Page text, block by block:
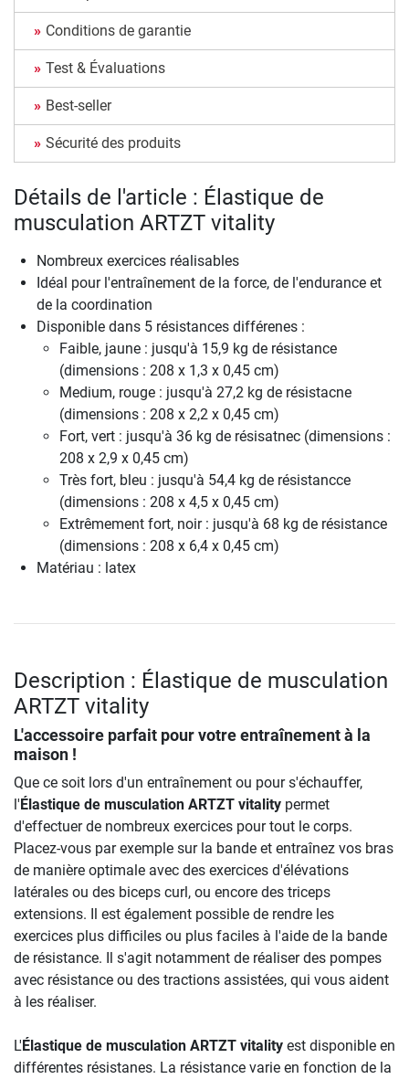
Conditions de garantie
Test & Évaluations
Best-seller
Sécurité des produits
Détails de l'article : Élastique de
musculation ARTZT vitality
Nombreux exercices réalisables
Idéal pour l'entraînement de la force, de l'endurance et
de la coordination
Disponible dans 5 résistances différenes :
Faible, jaune : jusqu'à 15,9 kg de résistance
(dimensions : 208 x 1,3 x 0,45 cm)
Medium, rouge : jusqu'à 27,2 kg de résistacne
(dimensions : 208 x 2,2 x 0,45 cm)
Fort, vert : jusqu'à 36 kg de résisatnec (dimensions :
208 x 2,9 x 0,45 cm)
Très fort, bleu : jusqu'à 54,4 kg de résistancce
(dimensions : 208 x 4,5 x 0,45 cm)
Extrêmement fort, noir : jusqu'à 68 kg de résistance
(dimensions : 208 x 6,4 x 0,45 cm)
Matériau : latex
Description : Élastique de musculation
ARTZT vitality
L'accessoire parfait pour votre entraînement à la
maison !
Que ce soit lors d'un entraînement ou pour s'échauffer,
l' Élastique de musculation ARTZT vitality permet
d'effectuer de nombreux exercices pour tout le corps.
Placez-vous par exemple sur la bande et entraînez vos bras
de manière optimale avec des exercices d'élévations
latérales ou des biceps curl, ou encore des triceps
extensions. Il est également possible de rendre les
exercices plus difficiles ou plus faciles à l'aide de la bande
de résistance. Il s'agit notamment de réaliser des pompes
avec résistance ou des tractions assistées, qui vous aident
à les réaliser.
L'Élastique de musculation ARTZT vitality est disponible en
différentes résistanes. La résistance varie en fonction de la